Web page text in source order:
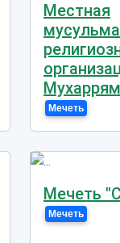
Местная
Мечеть
Мечеть
Мечеть